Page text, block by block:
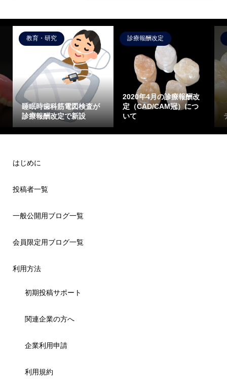
教育・研究
睡眠時歯科筋電図検査が
診療報酬改定で新設
診療報酬改定
2020年4月の診療報酬改
定（CAD/CAM冠）につ
いて
はじめに
投稿者一覧
一般公開用ブログ一覧
会員限定用ブログ一覧
利用方法
初期投稿サポート
関連企業の方へ
企業利用申請
利用規約